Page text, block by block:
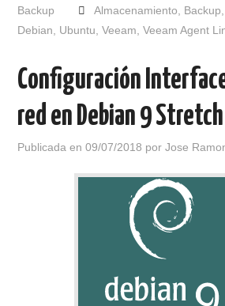
Backup
Almacenamiento Backup
Debian
Ubuntu ,Veeam ,Veeam Agent
Configuración
red en Debian 9 Stretch
Publicada en09/07/2018 porJose